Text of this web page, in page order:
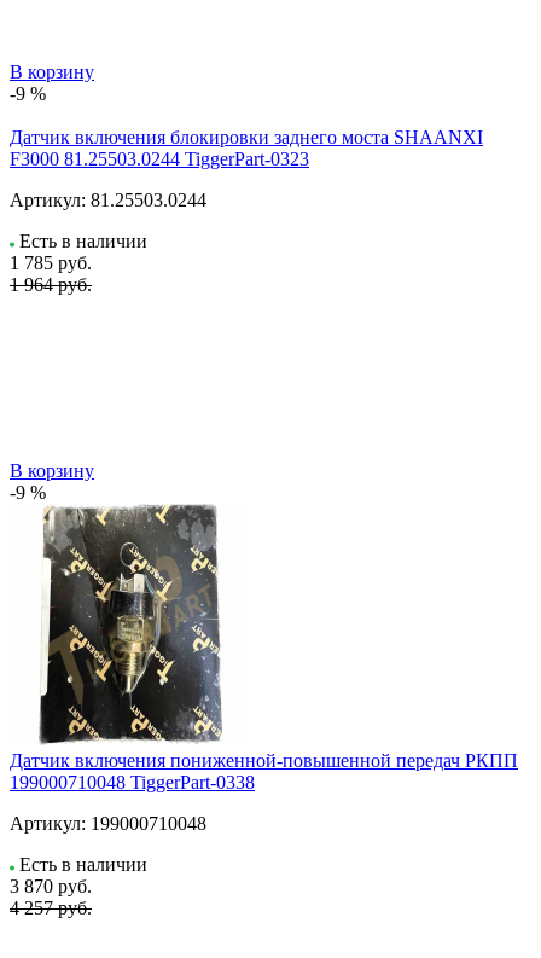
В корзину
-9 %
Датчик включения блокировки заднего моста SHAANXI
F3000 81.25503.0244 TiggerPart-0323
Артикул: 81.25503.0244
Есть в наличии
1 785 руб.
1 964 руб.
В корзину
-9 %
Датчик включения пониженной-повышенной передач РКПП
199000710048 TiggerPart-0338
Артикул: 199000710048
Есть в наличии
3 870 руб.
4 257 руб.